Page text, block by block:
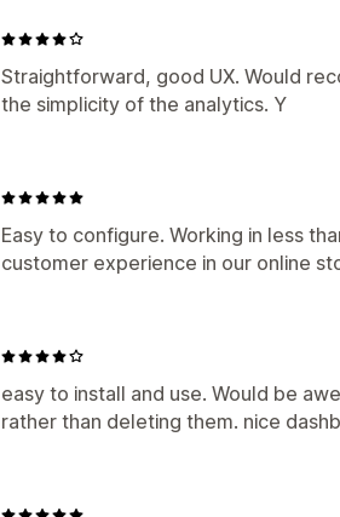
Straightforward, good UX. Would
the simplicity of the analytics. Y
Easy to configure. Working in less
customer experience in our online
easy to install and use. Would be
rather than deleting them. nice